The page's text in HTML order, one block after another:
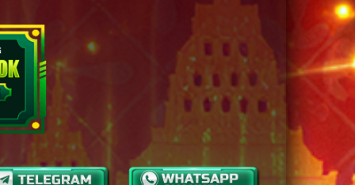
- Siti Sundari
92 (95-47-62-
97)
95 (92-01-65-
96 (98-14-63-
64)